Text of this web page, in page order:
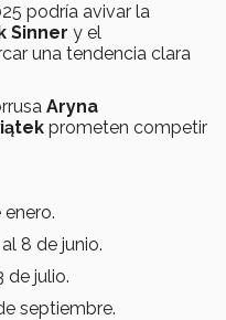
podría avivar la
Sinner y el
una tendencia clara
Aryna
prometen competir
enero.
8 de junio.
de julio.
septiembre.